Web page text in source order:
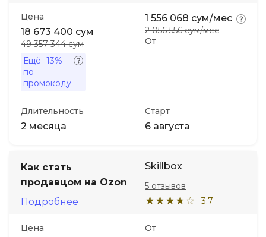
Цена
18 673 400 сум
49 357 344 сум
Ещё -13%
по
промокоду
От
1 556 068 сум/мес
2 056 556 сум/мес
Длительность
2 месяца
Старт
6 августа
Как стать
продавцом на Ozon
Подробнее
Skillbox
3.7
5 отзывов
Цена От
ДПО
Детям
Акции и промокоды